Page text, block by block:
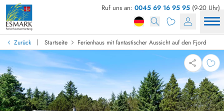
Ruf uns an: 0045 69 16 95 95 (9-20 Uhr)
Zurück | Startseite Ferienhaus mit fantastischer Aussicht auf den Fjord